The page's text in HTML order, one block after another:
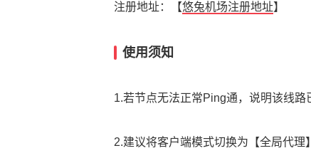
注册地址：【悠兔机场注册地址】
使用须知
1.若节点无法正常Ping通，说明该线路
2.建议将客户端模式切换为【全局代理